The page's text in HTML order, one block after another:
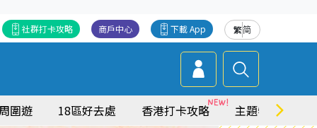
繁简
下載 App
商戶中心
社群打卡攻略
圍遊 18區好去處 香港打卡攻略 主題特集